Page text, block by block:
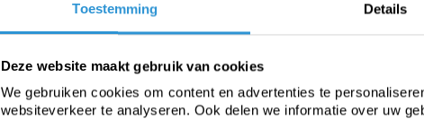
Toestemming Details
Deze website maakt gebruik van cookies
We gebruiken cookies om content en advertenties te
websiteverkeer te analyseren. Ook delen we informatie over uw
Sale